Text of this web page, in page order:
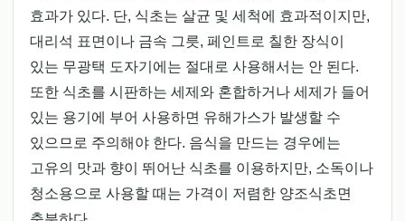
효과가 있다. 단, 식초는 살균 및 세척에 효과적이지만,
대리석 표면이나 금속 그릇, 페인트로 칠한 장식이
있는 무광택 도자기에는 절대로 사용해서는 안 된다.
또한 식초를 시판하는 세제와 혼합하거나 세제가 들어
있는 용기에 부어 사용하면 유해가스가 발생할 수
있으므로 주의해야 한다. 음식을 만드는 경우에는
고유의 맛과 향이 뛰어난 식초를 이용하지만, 소독이나
청소용으로 사용할 때는 가격이 저렴한 양조식초면